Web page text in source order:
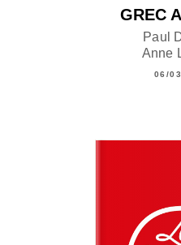
GREC
Paul
Anne
06/